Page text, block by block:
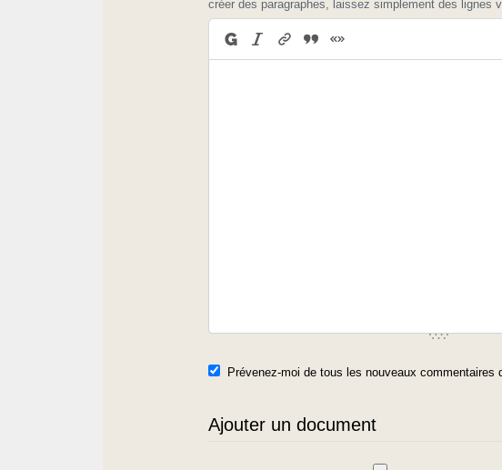
créer des paragraphes, laissez simplement des lignes
Prévenez-moi de tous les nouveaux commentaires
Ajouter un document